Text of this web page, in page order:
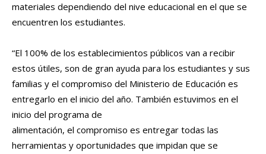
materiales dependiendo del nive educacional en el que se
encuentren los estudiantes.
“El 100% de los establecimientos públicos van a recibir
estos útiles, son de gran ayuda para los estudiantes y sus
familias y el compromiso del Ministerio de Educación es
entregarlo en el inicio del año. También estuvimos en el
inicio del programa de
alimentación, el compromiso es entregar todas las
herramientas y oportunidades que impidan que se